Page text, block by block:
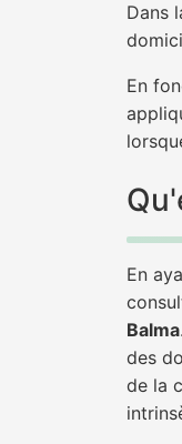
Dans
En
En
Balma
des
de la